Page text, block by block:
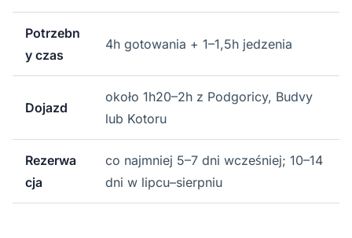
Potrzebn
y czas
4h gotowania + 1–1,5h jedzenia
Dojazd
około 1h20–2h z Podgoricy, Budvy
lub Kotoru
Rezerwa
cja
co najmniej 5–7 dni wcześniej; 10–14
dni w lipcu–sierpniu